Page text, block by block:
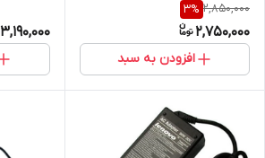
وات شرکتی
2,850,000
3%
2,750,000
افزودن به سبد
3,190,000